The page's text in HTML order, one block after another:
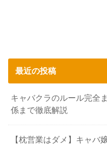
最近の投稿
キャバクラのルール完全
係まで徹底解説
【枕営業はダメ】キャバ